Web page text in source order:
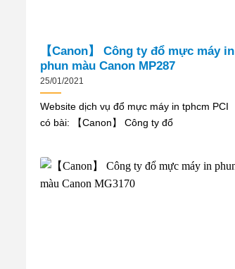
【Canon】 Công ty đổ mực máy in
phun màu Canon MP287
25/01/2021
Website dịch vụ đổ mực máy in tphcm PCI
có bài: 【Canon】 Công ty đổ